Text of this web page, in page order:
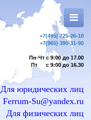
+7(495) 725-26-10
+7(965) 390-31-90
Пн-Чт с 9:00 до 17.00
Пт с 9:00 до 16.30
Для юридических лиц
Ferrum-Su@yandex.ru
Для физических лиц